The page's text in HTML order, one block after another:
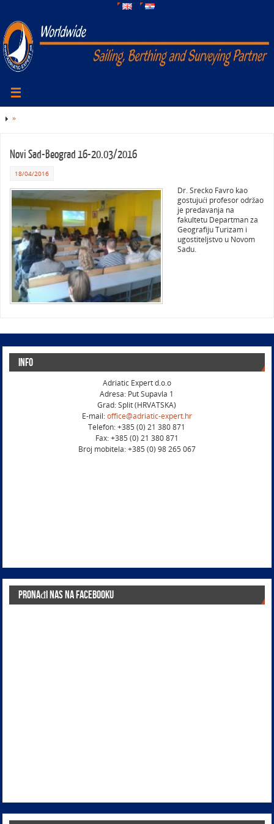
»
Novi Sad-Beograd 16-20.03/2016
18/04/2016
Dr. Srecko Favro kao
gostujući profesor održao
je predavanja na
fakultetu Departman za
Geografiju Turizam i
ugostiteljstvo u Novom
Sadu.
Info
Adriatic Expert d.o.o
Adresa: Put Supavla 1
Grad: Split (HRVATSKA)
E-mail:office@adriatic-expert.hr
Telefon: +385 (0) 21 380 871
Fax: +385 (0) 21 380 871
Broj mobitela: +385 (0) 98 265 067
Pronađi nas na Facebooku